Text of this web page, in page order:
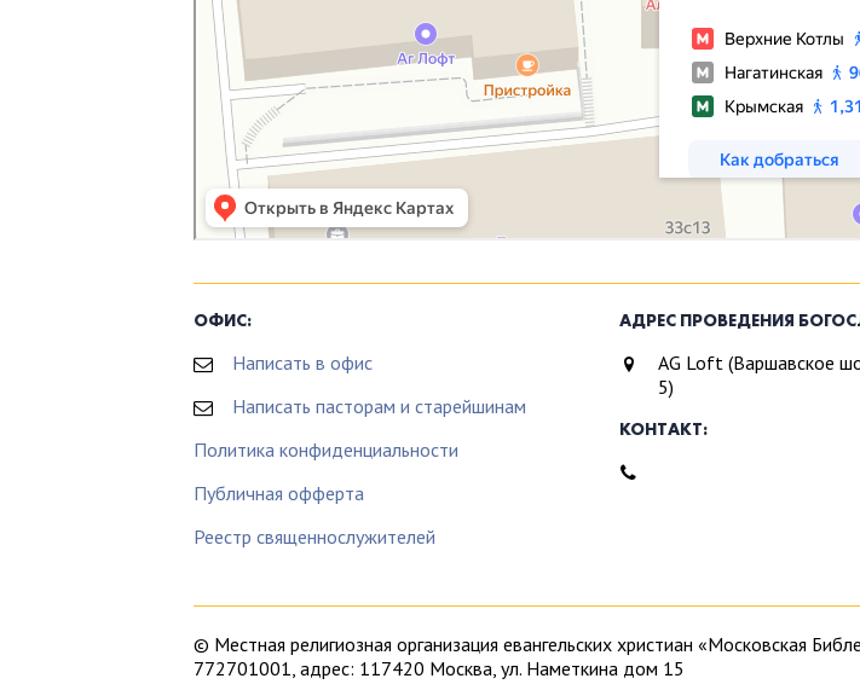
ОФИС:
Написать в офис
Написать пасторам и старейшинам
Политика конфиденциальности
Публичная офферта
Реестр священнослужителей
АДРЕС ПРОВЕДЕНИЯ
AG Loft (Варшавское
5)
КОНТАКТ:
© Местная религиозная организация евангельских христиан «Московская
772701001, адрес: 117420 Москва, ул. Наметкина дом 15